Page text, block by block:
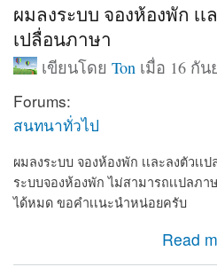
ผมลงระบบ จองห้องพัก เเ
เปลื่อนภาษา
เขียนโดย Ton เมื่อ 16 กัน
Forums:
สนทนาทั่วไป
ผมลงระบบ จองห้องพัก เเละลงตัวเเ
ระบบจองห้องพัก ไม่สามารถเเปลภา
ได้หมด ขอคำเเนะนำหน่อยครับ
Read
about ผมลงระบบ จองห้องพั